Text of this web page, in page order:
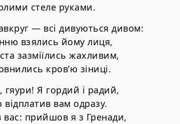
стеле руками.
— всі дивуються дивом:
йому лиця,
зазміїлись жахливим,
кров’ю зіниці.
гяури! Я гордий і радий,
вам одразу.
вас: прийшов я з Гренади,